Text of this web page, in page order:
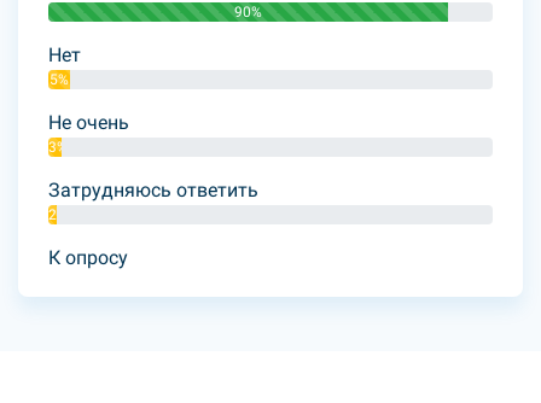
90%
Нет
5%
Не очень
3%
Затрудняюсь ответить
2%
К опросу